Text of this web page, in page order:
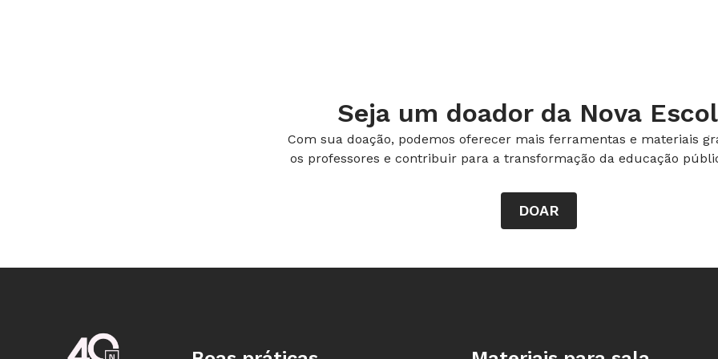
Seja um doador da Nova
Com sua doação, podemos oferecer mais ferramentas e materiais
os professores e contribuir para a transformação da educação
DOAR